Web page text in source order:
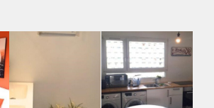
Ja
Gemengd